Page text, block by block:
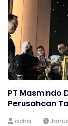
PT Masmindo
Perusahaan
ocha